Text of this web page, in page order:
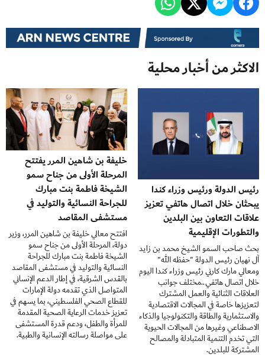
الاكثر من أخبار محلية
رئيس الدولة ورئيس وزراء كندا
يبحثان خلال اتصال هاتفي تعزيز
علاقات التعاون بين البلدين
والتطورات الإقليمية
بحث صاحب السمو الشيخ محمد بن زايد
آل نهيان رئيس الدولة "حفظه الله"
ومعالي مارك كارني رئيس وزراء كندا اليوم
خلال اتصال هاتفي..مختلف جوانب
العلاقات الثنائية والعمل المشترك
لتعزيزها خاصة في المجالات الاقتصادية
والاستثمارية والطاقة والتكنولوجيا والذكاء
الاصطناعي وغيرها من المجالات الحيوية
التي تخدم التنمية المتبادلة والمصالح
المشتركة للبلدين.
خليفة بن شاهين المرر يفتتح
المرحلة الأولى من جناح سمو
الشيخة فاطمة بنت مبارك
للجراحة النسائية والتوليد في
مستشفى المقاصد
افتتح معالي خليفة بن شاهين المرر، وزير
دولة، المرحلة الأولى من جناح سمو
الشيخة فاطمة بنت مبارك للجراحة
النسائية والتوليد في مستشفى المقاصد
بالقدس الشرقية، في إطار الدعم الإنساني
المتواصل الذي تقدمه دولة الإمارات
للقطاع الصحي الفلسطيني، بما يسهم في
تعزيز خدمات الرعاية الصحية المقدمة
للمرأة والطفل، ودعم قدرة المستشفى
على مواصلة رسالته الإنسانية والطبية.